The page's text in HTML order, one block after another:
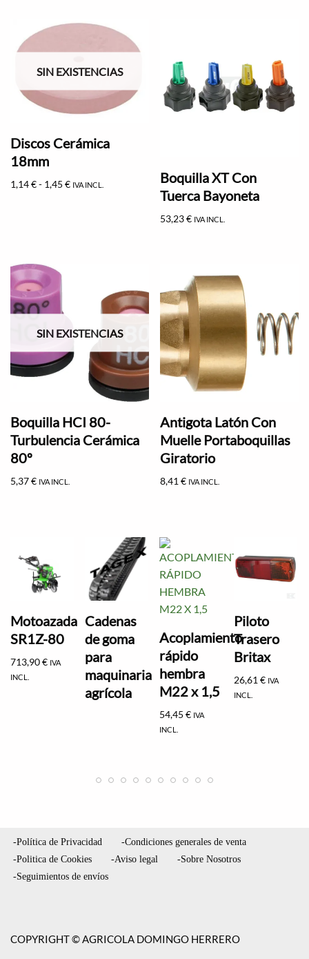
SIN EXISTENCIAS
Discos Cerámica
18mm
1,14€- 1,45 € IVA INCL.
Boquilla XT Con
Tuerca Bayoneta
53,23€ IVA INCL.
SIN EXISTENCIAS
Boquilla HCI 80-
Turbulencia Cerámica
80º
5,37€ IVA INCL.
Antigota Latón Con
Muelle Portaboquillas
Giratorio
8,41€ IVA INCL.
Motoazada
SR1Z-80
713,90€ IVA
INCL.
Cadenas
de goma
para
maquinaria
agrícola
Acoplamiento
rápido
hembra
M22 x 1,5
54,45€ IVA
INCL.
Piloto
Trasero
Britax
26,61€ IVA
INCL.
-Política de Privacidad
-Condiciones generales de venta
-Politica de Cookies
-Aviso legal
-Sobre Nosotros
-Seguimientos de envíos
COPYRIGHT © AGRICOLA DOMINGO HERRERO